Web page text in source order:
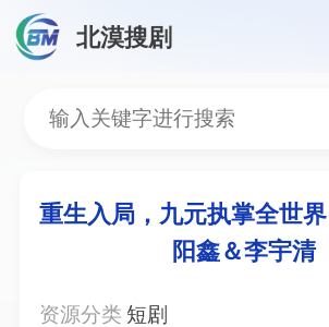
北漠搜剧
重生入局，九元
重生入局，九元执掌全世
阳鑫＆李宇清
资源分类 短剧